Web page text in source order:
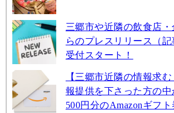
三郷市や近隣の飲食店
らのプレスリリース（
受付スタート！
【三郷市近隣の情報求
報提供を下さった方の中
500円分のAmazonギフ